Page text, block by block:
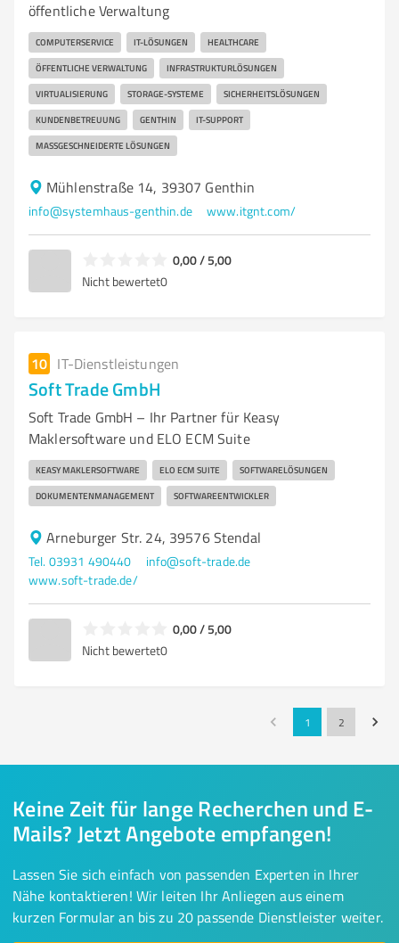
öffentliche Verwaltung
COMPUTERSERVICE IT-LÖSUNGEN HEALTHCARE
ÖFFENTLICHE VERWALTUNG INFRASTRUKTURLÖSUNGEN
VIRTUALISIERUNG STORAGE-SYSTEME SICHERHEITSLÖSUNGEN
KUNDENBETREUUNG GENTHIN IT-SUPPORT
MASSGESCHNEIDERTE LÖSUNGEN
Mühlenstraße 14, 39307 Genthin
info@systemhaus-genthin.de www.itgnt.com/
0,00 / 5,00
Nicht bewertet0
10 IT-Dienstleistungen
Soft Trade GmbH
Soft Trade GmbH – Ihr Partner für Keasy
Maklersoftware und ELO ECM Suite
KEASY MAKLERSOFTWARE ELO ECM SUITE SOFTWARELÖSUNGEN
DOKUMENTENMANAGEMENT SOFTWAREENTWICKLER
Arneburger Str. 24, 39576 Stendal
Tel. 03931 490440
info@soft-trade.de
www.soft-trade.de/
0,00 / 5,00
Nicht bewertet0
1 2
Keine Zeit für lange Recherchen und E-
Mails? Jetzt Angebote empfangen!
Lassen Sie sich einfach von passenden Experten in Ihrer
Nähe kontaktieren! Wir leiten Ihr Anliegen aus einem
kurzen Formular an bis zu 20 passende Dienstleister weiter.